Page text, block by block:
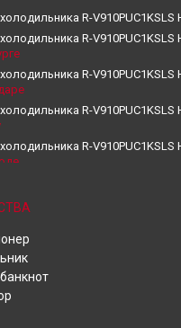
R-V910PUC1KSLS
R-V910PUC1KSLS
R-V910PUC1KSLS
R-V910PUC1KSLS
R-V910PUC1KSLS
R-V910PUC1KSLS
R-V910PUC1KSLS